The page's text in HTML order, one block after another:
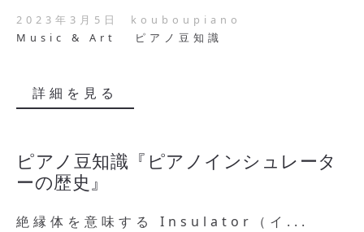
2023年3月5日
kouboupiano
Music & Art
ピアノ豆知識
詳細を見る
ピアノ豆知識『ピアノインシュレータ
ーの歴史』
絶縁体を意味する Insulator（イ...